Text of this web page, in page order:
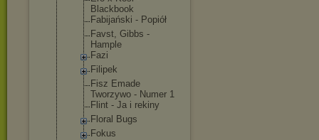
Blackbook
Fabijański - Popiół
Favst, Gibbs -
Hample
Fazi
Filipek
Fisz Emade
Tworzywo - Numer 1
Flint - Ja i rekiny
Floral Bugs
Fokus